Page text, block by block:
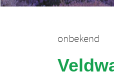
onbekend